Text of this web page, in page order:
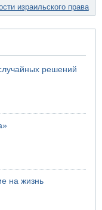
израильского права
решений
на жизнь